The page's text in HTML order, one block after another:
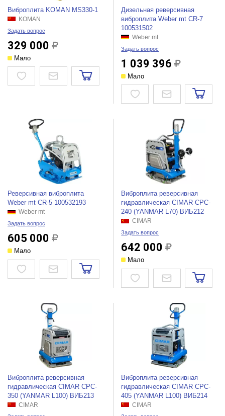
Виброплита KOMAN MS330-1
KOMAN
Задать вопрос
329 000
Мало
Дизельная реверсивная
виброплита Weber mt CR-7
100531502
Weber mt
Задать вопрос
1 039 396
Мало
Реверсивная виброплита
Weber mt CR-5 100532193
Weber mt
Задать вопрос
605 000
Мало
Виброплита реверсивная
гидравлическая CIMAR CPC-
240 (YANMAR L70) ВИБ212
CIMAR
Задать вопрос
642 000
Мало
Виброплита реверсивная
гидравлическая CIMAR CPC-
350 (YANMAR L100) ВИБ213
CIMAR
Виброплита реверсивная
гидравлическая CIMAR CPC-
405 (YANMAR L100) ВИБ214
CIMAR